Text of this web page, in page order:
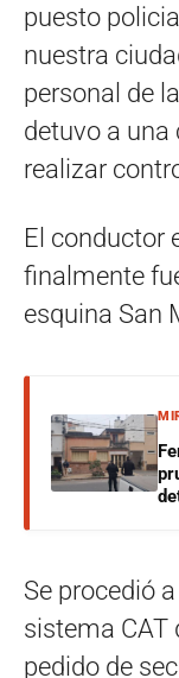
puesto
nuestra
personal de
detuvo a
realizar
El conductor
finalmente
esquina San
Se procedió
sistema CAT
pedido de